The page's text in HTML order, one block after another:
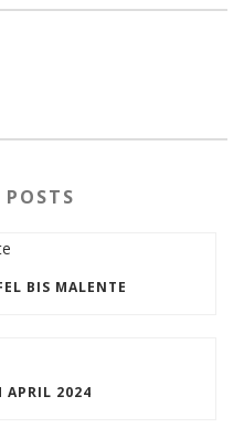
POSTS
BIS MALENTE
APRIL 2024